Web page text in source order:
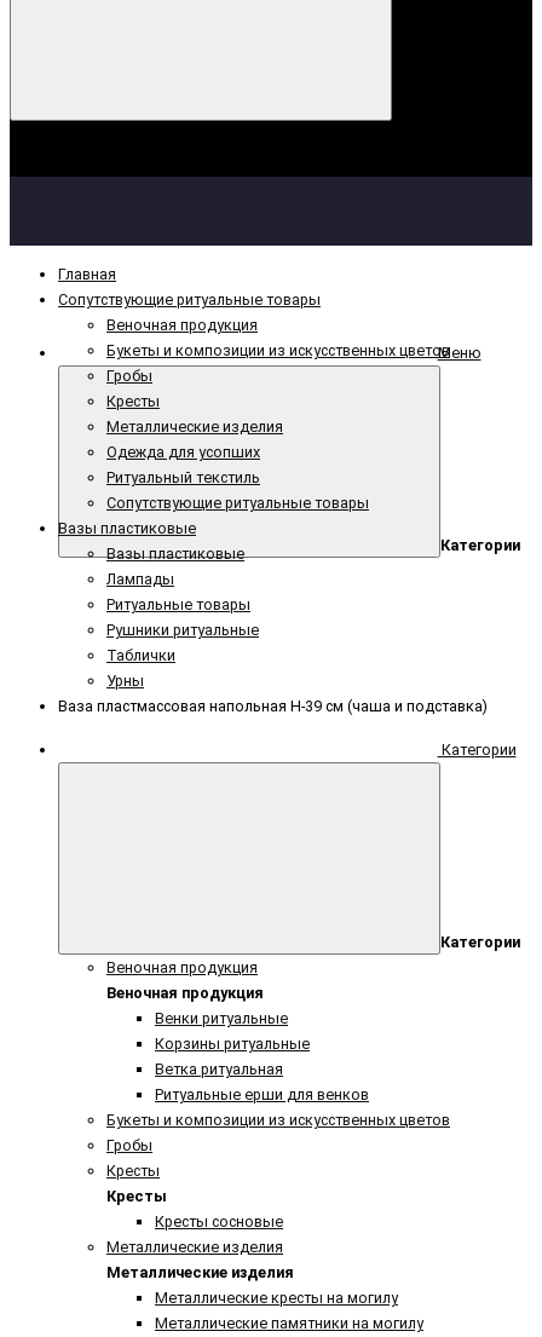
Меню
Категории
Категории
Категории
Веночная продукция
Веночная продукция
Венки ритуальные
Корзины ритуальные
Ветка ритуальная
Ритуальные ерши для венков
Букеты и композиции из искусственных цветов
Гробы
Кресты
Кресты
Кресты сосновые
Металлические изделия
Металлические изделия
Металлические кресты на могилу
Металлические памятники на могилу
Главная
Сопутствующие ритуальные товары
Веночная продукция
Букеты и композиции из искусственных цветов
Гробы
Кресты
Металлические изделия
Одежда для усопших
Ритуальный текстиль
Сопутствующие ритуальные товары
Вазы пластиковые
Вазы пластиковые
Лампады
Ритуальные товары
Рушники ритуальные
Таблички
Урны
Ваза пластмассовая напольная H-39 см (чаша и подставка)